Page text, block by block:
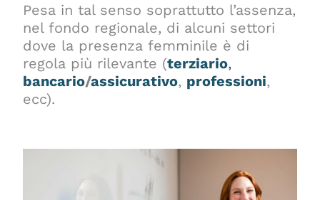
Pesa in tal senso soprattutto l’assenza,
nel fondo regionale, di alcuni settori
dove la presenza femminile è di
regola più rilevante (terziario,
bancario/assicurativo, professioni,
ecc).